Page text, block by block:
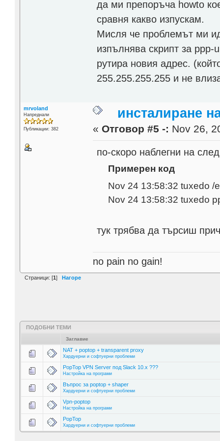
да ми препоръча howto
сравня какво изпускам.
Мисля че проблемът ми
изпълнява скрипт за ppp-
рутира новия адрес.
255.255.255.255 и не
mrvoland
Напреднали
Публикации: 382
инсталиране
« Отговор #5 -: Nov 26,
по-скоро наблегни на
Примерен код
Nov 24 13:58:32 tuxedo /
Nov 24 13:58:32 tuxedo
тук трябва да търсиш
no pain no gain!
Страници: [1] Нагоре
ПОДОБНИ ТЕМИ
Заглавие
NAT + poptop + transparent proxy
Хардуерни и софтуерни проблеми
PopTop VPN Server под Slack 10.x ???
Настройка на програми
Въпрос за poptop + shaper
Хардуерни и софтуерни проблеми
Vpn-poptop
Настройка на програми
PopTop
Хардуерни и софтуерни проблеми